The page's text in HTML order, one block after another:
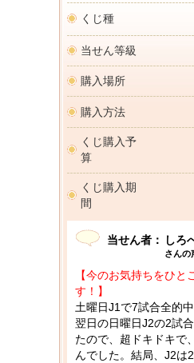
くじ種
当せん等級
購入場所
購入方法
くじ購入予
算
くじ購入期
間
当せん者： しろ
さんの
【今のお気持ちをひと
す！】
土曜日J1で7試合全的
翌日の日曜日J2の2試
たので、超ドキドキで
んでした。結局、J2は